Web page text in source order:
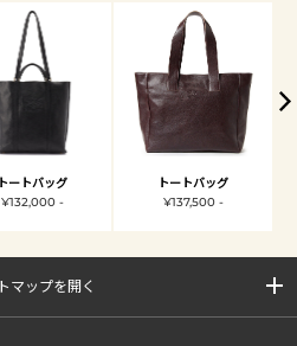
トートバッグ
¥132,000 -
トートバッグ
¥137,500 -
マップを開く